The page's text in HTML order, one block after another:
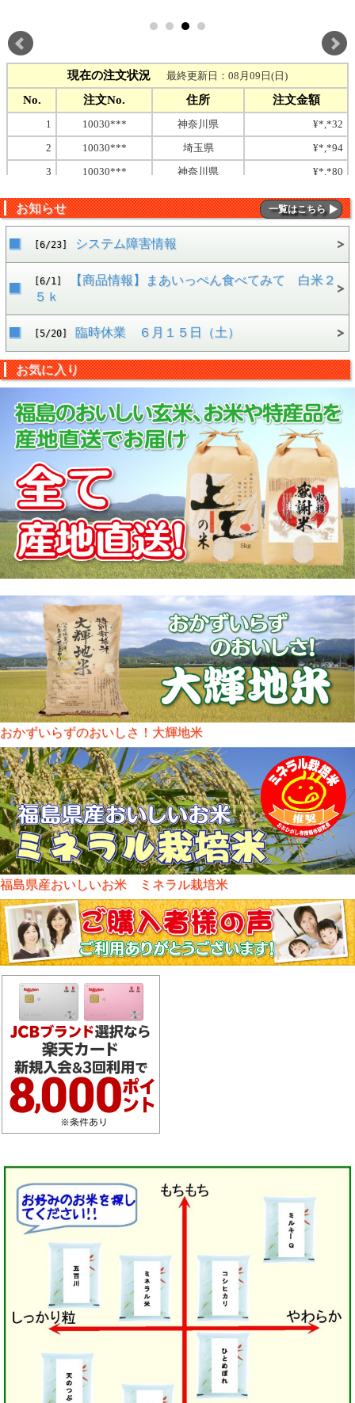
お知らせ 一覧はこちら
[6/23] システム障害情報
[6/1]
【商品情報】まあいっぺん食べてみて 白米２
５ｋ
[5/20] 臨時休業 ６月１５日（土）
お気に入り
おかずいらずのおいしさ！大輝地米
福島県産おいしいお米 ミネラル栽培米